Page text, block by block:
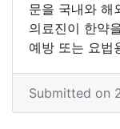
문을 국내와 해
의료진이 한약
예방 또는 요법
Submitted on